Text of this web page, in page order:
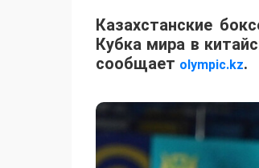
Казахстанские
Кубка мира в
сообщает olympic.kz.